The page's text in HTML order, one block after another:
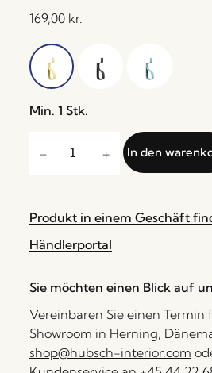
169,00 kr.
Min. 1 Stk.
In den
Produkt in einem Geschäft
Händlerportal
Sie möchten einen Blick auf
Vereinbaren Sie einen Termin
Showroom in Herning,
shop@hubsch-interior.com